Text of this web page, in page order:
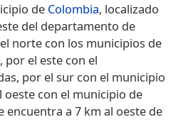
de Colombia, localizado
del departamento de
norte con los municipios de
, por el este con el
por el sur con el municipio
oeste con el municipio de
encuentra a 7 km al oeste de